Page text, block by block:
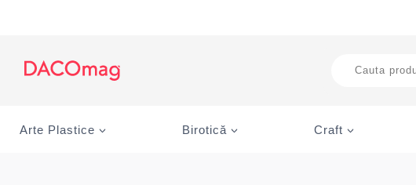
search
Arte Plastice Birotică Craft